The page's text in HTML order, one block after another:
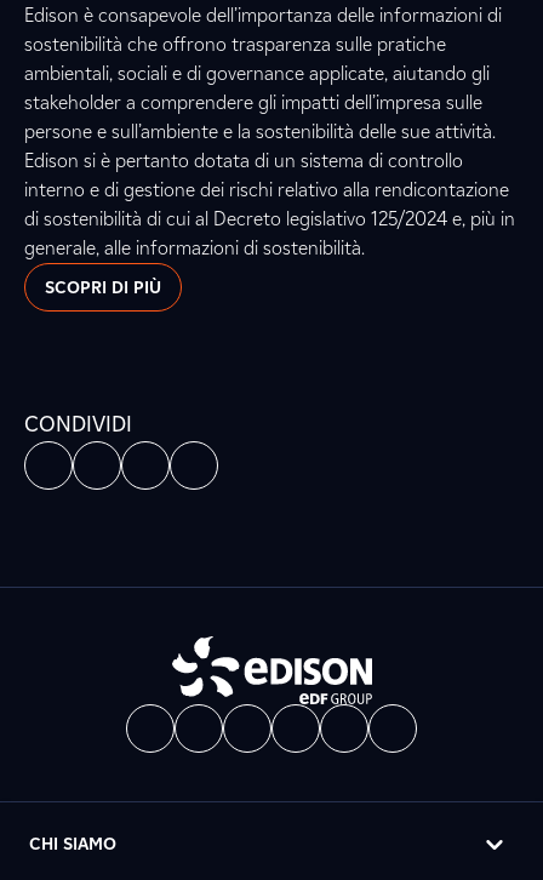
Edison è consapevole dell’importanza delle informazioni di
sostenibilità che offrono trasparenza sulle pratiche
ambientali, sociali e di governance applicate, aiutando gli
stakeholder a comprendere gli impatti dell’impresa sulle
persone e sull’ambiente e la sostenibilità delle sue attività.
Edison si è pertanto dotata di un sistema di controllo
interno e di gestione dei rischi relativo alla rendicontazione
di sostenibilità di cui al Decreto legislativo 125/2024 e, più in
generale, alle informazioni di sostenibilità.
SCOPRI DI PIÙ
CONDIVIDI
CHI SIAMO